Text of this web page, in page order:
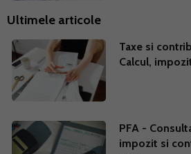
Ultimele articole
Taxe si
Calcul,
PFA -
impozit si